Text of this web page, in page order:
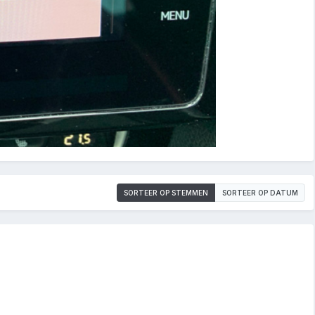
SORTEER OP STEMMEN SORTEER OP DATUM